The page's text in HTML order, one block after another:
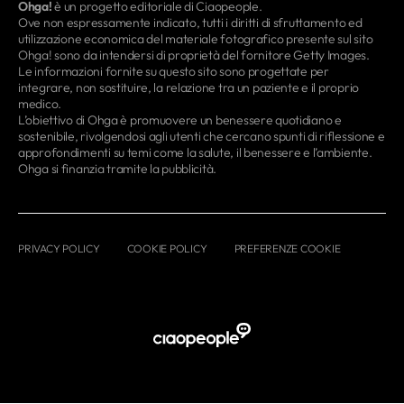
Ohga!è un progetto editoriale di Ciaopeople.
Ove non espressamente indicato, tutti i diritti di sfruttamento ed
utilizzazione economica del materiale fotografico presente sul sito
Ohga! sono da intendersi di proprietà del fornitore Getty Images.
Le informazioni fornite su questo sito sono progettate per
integrare, non sostituire, la relazione tra un paziente e il proprio
medico.
L’obiettivo di Ohga è promuovere un benessere quotidiano e
sostenibile, rivolgendosi agli utenti che cercano spunti di riflessione e
approfondimenti su temi come la salute, il benessere e l’ambiente.
Ohga si finanzia tramite la pubblicità.
PRIVACY POLICY COOKIE POLICY PREFERENZE COOKIE